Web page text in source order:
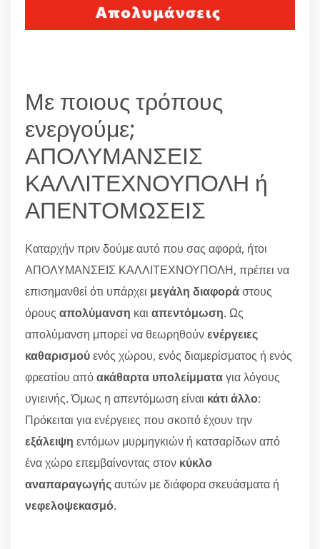
Με ποιους τρόπους
ενεργούμε;
ΑΠΟΛΥΜΑΝΣΕΙΣ
ΚΑΛΛΙΤΕΧΝΟΥΠΟΛΗ ή
ΑΠΕΝΤΟΜΩΣΕΙΣ
Καταρχήν πριν δούμε αυτό που σας αφορά, ήτοι
ΑΠΟΛΥΜΑΝΣΕΙΣ ΚΑΛΛΙΤΕΧΝΟΥΠΟΛΗ, πρέπει να
επισημανθεί ότι υπάρχει μεγάλη διαφοράστους
όρους απολύμανση και απεντόμωση. Ως
απολύμανση μπορεί να θεωρηθούνενέργειες
καθαρισμούενός χώρου, ενός διαμερίσματος ή ενός
φρεατίου απόακάθαρτα υπολείμματαγια λόγους
υγιεινής. Όμως η απεντόμωση είναι κάτι άλλο:
Πρόκειται για ενέργειες που σκοπό έχουν την
εξάλειψη εντόμων μυρμηγκιών ή κατσαρίδων από
ένα χώρο επεμβαίνοντας στον κύκλο
αναπαραγωγήςαυτών με διάφορα σκευάσματα ή
νεφελοψεκασμό.